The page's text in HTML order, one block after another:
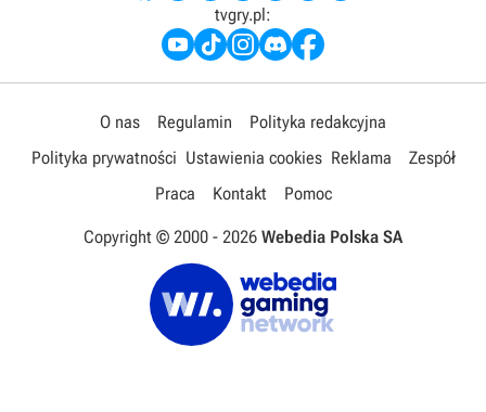
tvgry.pl:
O nas Regulamin
Polityka redakcyjna
Polityka prywatności Ustawienia cookies Reklama
Zespół
Praca
Kontakt Pomoc
Copyright © 2000 - 2026 Webedia Polska SA